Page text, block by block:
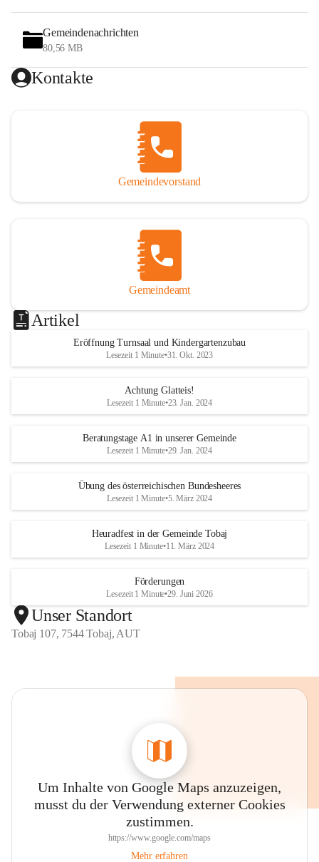
Gemeindenachrichten
80,56 MB
Kontakte
Gemeindevorstand
Gemeindeamt
Artikel
Eröffnung Turnsaal und Kindergartenzubau
Lesezeit 1 Minute•31. Okt. 2023
Achtung Glatteis!
Lesezeit 1 Minute•23. Jan. 2024
Beratungstage A1 in unserer Gemeinde
Lesezeit 1 Minute•29. Jan. 2024
Übung des österreichischen Bundesheeres
Lesezeit 1 Minute•5. März 2024
Heuradfest in der Gemeinde Tobaj
Lesezeit 1 Minute•11. März 2024
Förderungen
Lesezeit 1 Minute•29. Juni 2026
Unser Standort
Tobaj 107, 7544 Tobaj, AUT
Um Inhalte von Google Maps anzuzeigen,
musst du der Verwendung externer Cookies
zustimmen.
https://www.google.com/maps
Mehr erfahren